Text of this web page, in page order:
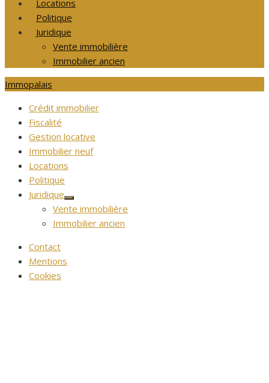
Locations
Politique
Juridique
Vente immobilière
Immobilier ancien
Immopalais
Crédit immobilier
Fiscalité
Gestion locative
Immobilier neuf
Locations
Politique
Juridique
Afficher
le
sous-
menu
Vente immobilière
Immobilier ancien
Contact
Mentions
Cookies